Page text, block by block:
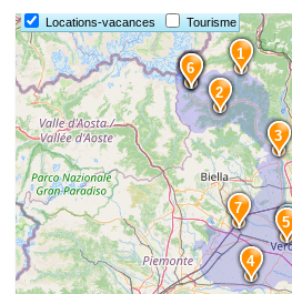
Locations-vacances Tourisme
8
7
6
5
4
3
2
1